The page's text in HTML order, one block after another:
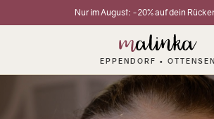
Nur im August: -20% auf dein
EPPENDORF • OTTENSEN